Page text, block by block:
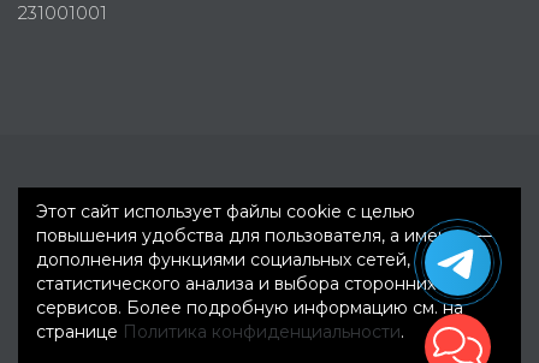
231001001
Этот сайт использует файлы cookie с целью
повышения удобства для пользователя, а именно —
дополнения функциями социальных сетей,
статистического анализа и выбора сторонних
сервисов. Более подробную информацию см. на
странице Политика конфиденциальности.